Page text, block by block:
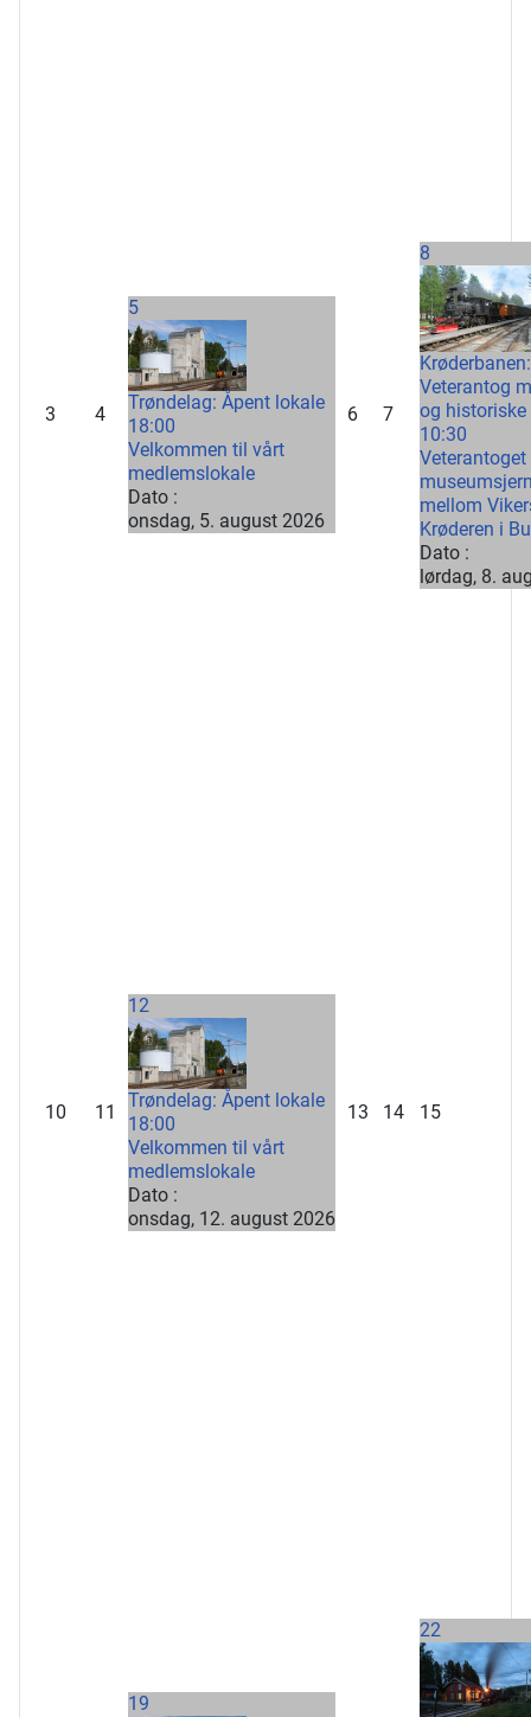
3 4
5
Trøndelag: Åpent lokale
18:00
Velkommen til vårt
medlemslokale
Dato :
onsdag, 5. august 2026
6 7
8
Krøderbanen:
Veterantog
og historiske
10:30
mellom
Krøderen i
Dato :
lørdag, 8.
10 11
12
Trøndelag: Åpent lokale
18:00
Velkommen til vårt
medlemslokale
Dato :
onsdag, 12. august 2026
13 14 15
19
22